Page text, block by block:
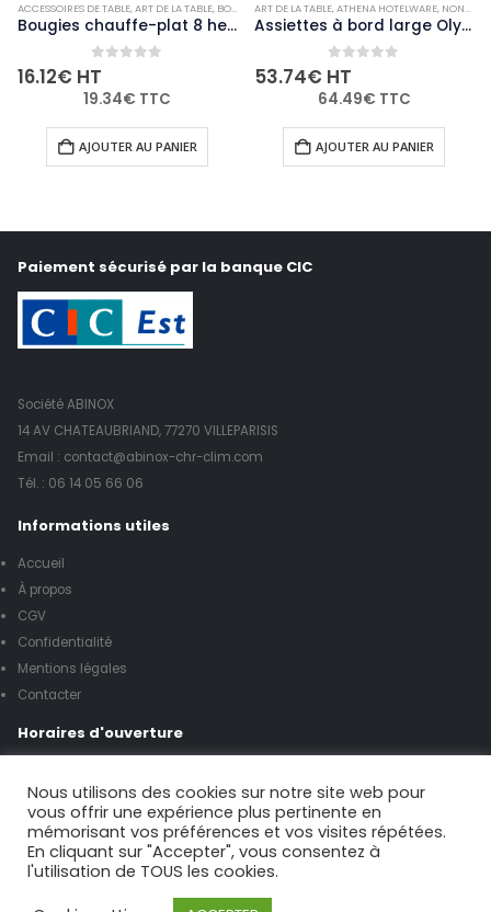
ACCESSOIRES DE TABLE,ART DE LA TABLE, BOUGIES ET PHOTOPHORES ,NON-PALETTISABLE
Bougies chauffe-plat 8 heures Olympia (Lot de 75)
0
16.12€ HT
19.34€ TTC
AJOUTER AU PANIER
ART DE LA TABLE,ATHENA HOTELWARE, NON-PALETTISABLE
Assiettes à bord large Olympia Athena 254mm (Lot de 12)
0out of 5
53.74€ HT
64.49€ TTC
AJOUTER AU PANIER
Paiement sécurisé par la banque CIC
Société ABINOX
14 AV CHATEAUBRIAND, 77270 VILLEPARISIS
Email : contact@abinox-chr-clim.com
Tél. : 06 14 05 66 06
Informations utiles
Accueil
À propos
CGV
Confidentialité
Mentions légales
Contacter
Horaires d'ouverture
Samedi de 9h00 à 12h00
Nous utilisons des cookies sur notre site web pour
vous offrir une expérience plus pertinente en
mémorisant vos préférences et vos visites répétées.
En cliquant sur "Accepter", vous consentez à
l'utilisation de TOUS les cookies.